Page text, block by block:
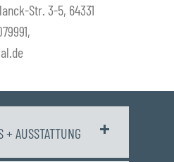
Str. 3-5, 64331
+ AUSSTATTUNG